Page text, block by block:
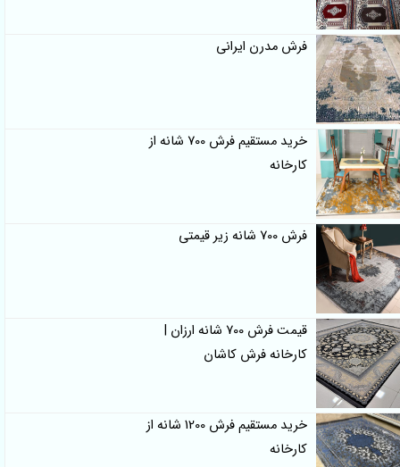
فرش مدرن ایرانی
خرید مستقیم فرش 700 شانه از
کارخانه
فرش 700 شانه زیر قیمتی
قیمت فرش 700 شانه ارزان |
کارخانه فرش کاشان
خرید مستقیم فرش 1200 شانه از
کارخانه